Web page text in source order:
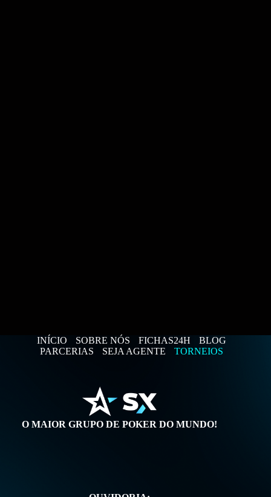
INÍCIO SOBRE NÓS FICHAS24H
BLOG
PARCERIAS
SEJA AGENTE TORNEIOS
O MAIOR GRUPO DE POKER DO MUNDO!